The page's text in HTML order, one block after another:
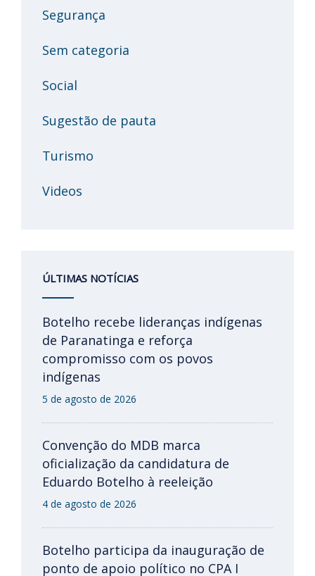
Segurança
Sem categoria
Social
Sugestão de pauta
Turismo
Videos
ÚLTIMAS NOTÍCIAS
Botelho recebe lideranças indígenas
de Paranatinga e reforça
compromisso com os povos
indígenas
5 de agosto de 2026
Convenção do MDB marca
oficialização da candidatura de
Eduardo Botelho à reeleição
4 de agosto de 2026
Botelho participa da inauguração de
ponto de apoio político no CPA I